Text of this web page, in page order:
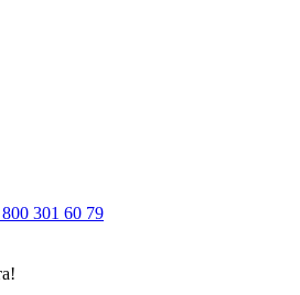
301 60 79